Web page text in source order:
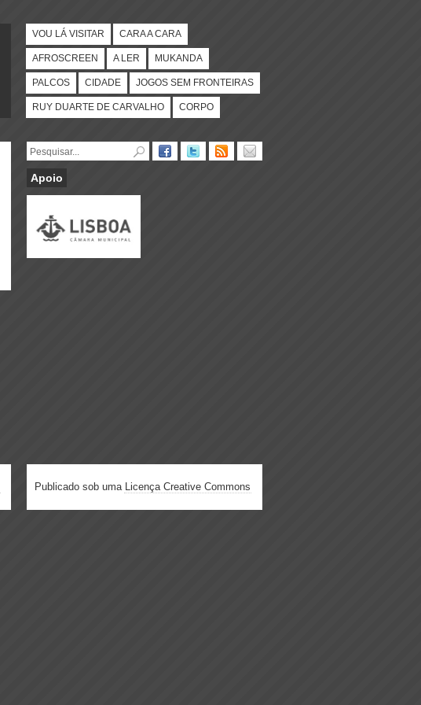
VOU LÁ VISITAR CARA A CARA
AFROSCREEN A LER MUKANDA
PALCOS CIDADE JOGOS SEM FRONTEIRAS
RUY DUARTE DE CARVALHO CORPO
Apoio
Publicado sob uma Licença Creative Commons